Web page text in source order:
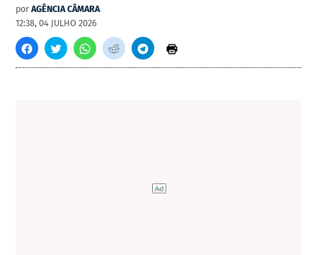
por AGÊNCIA CÂMARA
12:38, 04 JULHO 2026